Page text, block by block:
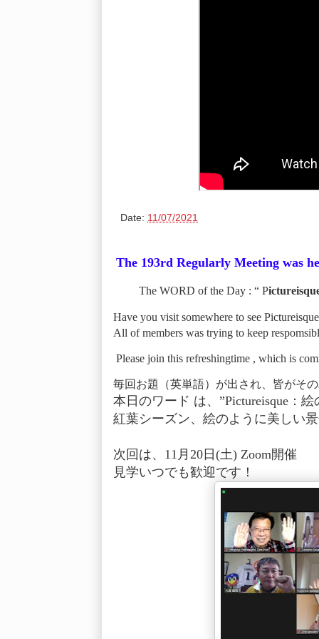
Date: 11/07/2021
The 193rd Regularly Meeting was
The WORD of the Day : “ P
Have you visit somewhere to see
All of members was trying to keep
Please join this refreshingtime , which is
毎回お題（英単語）が出され、皆がそ
本日のワード は、”Pictureisque：
紅葉シーズン、絵のように美しい
次回は、11月20日(土) Zoom開催
見学いつでも歓迎です！